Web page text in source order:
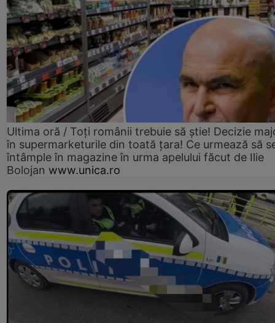
Ultima oră / Toți românii trebuie să știe! Decizie
în supermarketurile din toată țara! Ce urmează să
întâmple în magazine în urma apelului făcut de Ilie
Bolojan www.unica.ro